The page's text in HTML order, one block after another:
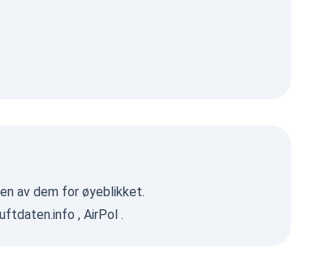
av dem for øyeblikket.
, AirPol .